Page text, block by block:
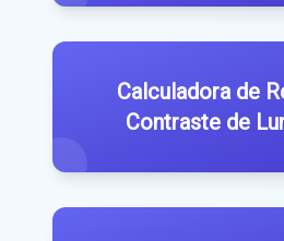
Calculadora de
Contraste de